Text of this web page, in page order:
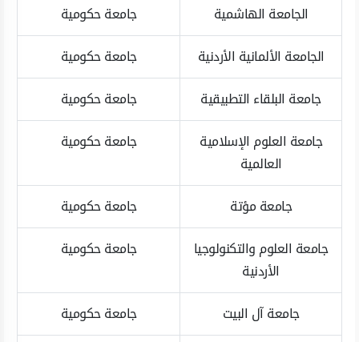
الجامعة الهاشمية
جامعة حكومية
الجامعة الألمانية الأردنية
جامعة حكومية
جامعة البلقاء التطبيقية
جامعة حكومية
جامعة العلوم الإسلامية
العالمية
جامعة حكومية
جامعة مؤتة
جامعة حكومية
جامعة العلوم والتكنولوجيا
الأردنية
جامعة حكومية
جامعة آل البيت
جامعة حكومية